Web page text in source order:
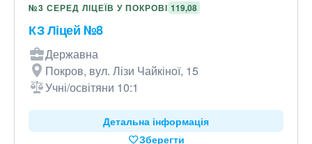
№3 СЕРЕД ЛІЦЕЇВ У ПОКРОВІ 119,08
КЗ Ліцей №8
Державна
Покров, вул. Лізи Чайкіної, 15
Учні/освітяни 10:1
Детальна інформація
Зберегти